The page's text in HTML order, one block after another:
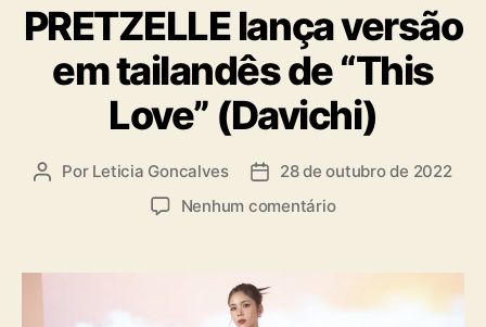
t
e
g
o
r
i
a
s
PRETZELLE lança versão
em tailandês de “This
Love” (Davichi)
A
r
Por Leticia Goncalves
D
e
p
28 de outubro de 2022
Nenhum comentárioe